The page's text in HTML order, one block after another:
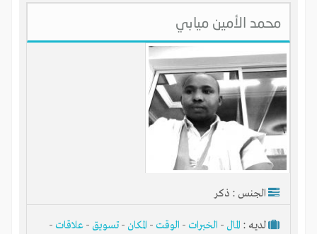
محمد الأمين ميابي
الجنس : ذكر
لديـه : المال - الخبرات - الوقت - المكان -تسويق - علاقات -